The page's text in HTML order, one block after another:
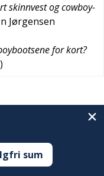
skinnvest og cowboy-
Jørgensen
for kort?
)
sum